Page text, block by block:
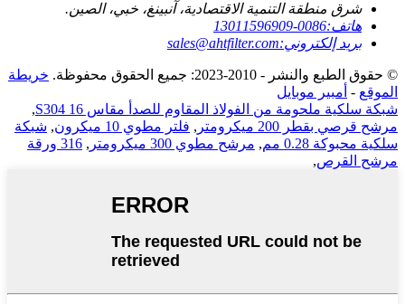
شرق منطقة التنمية الاقتصادية، آنبينغ، خبي، الصين.
هاتف:0086-13011596909
بريد إلكتروني:sales@ahtfilter.com
© حقوق الطبع والنشر - 2010-2023: جميع الحقوق محفوظة.
خريطة
الموقع - أمبير موبايل
شبكة سلكية ملحومة من الفولاذ المقاوم للصدأ مقاس 16 S304
,
مرشح قرصي بقطر 200 ميكرومتر
, فلتر مطوي 10 ميكرون , شبكة
سلكية محبوكة 0.28 مم
, مرشح مطوي 300 ميكرومتر ,
316 ورقة
مرشح القرص,